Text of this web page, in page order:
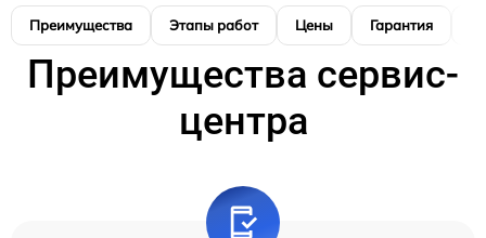
Преимущества Этапы работ Цены Гарантия
Преимущества сервис-
центра